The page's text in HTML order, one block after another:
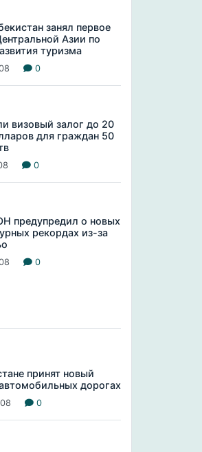
занял первое
Азии по
туризма
0
визовый залог до 20
для граждан 50
0
предупредил о новых
рекордах из-за
0
принят новый
дорогах
0